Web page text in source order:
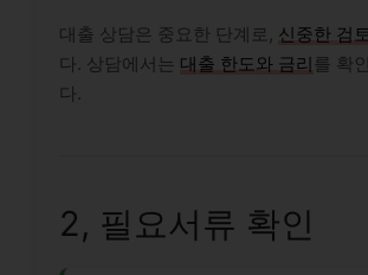
대출 상담은 중요한 단계로, 신중한 검토
다. 상담에서는 대출 한도와 금리를 확
다.
2, 필요서류 확인